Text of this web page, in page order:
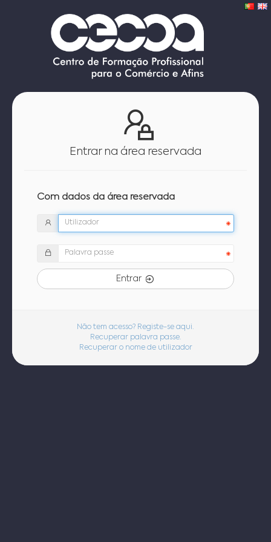
Entrar na área reservada
Com dados da área reservada
Entrar
Não tem acesso? Registe-se aqui.
Recuperar palavra passe.
Recuperar o nome de utilizador